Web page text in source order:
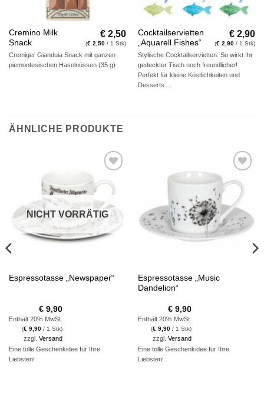
Cremino Milk
Snack
€ 2,50
(€ 2,50 / 1 Stk)
Cremiger Gianduia Snack mit ganzen
piemontesischen Haselnüssen (35 g)
Cocktailservietten
„Aquarell Fishes“
€ 2,90
(€ 2,90 / 1 Stk)
Stylische Cocktailservietten: So wirkt Ihr
gedeckter Tisch noch freundlicher!
Perfekt für kleine Köstlichkeiten und
Desserts ...
ÄHNLICHE PRODUKTE
Wunschliste
NICHT VORRÄTIG
Espressotasse „Newspaper“
€9,90
Enthält 20% MwSt.
(€ 9,90/ 1 Stk)
zzgl. Versand
Eine tolle Geschenkidee für Ihre
Liebsten!
Auf die
Wunschliste
Espressotasse „Music
Dandelion“
€9,90
Enthält 20% MwSt.
(€ 9,90/ 1 Stk)
zzgl. Versand
Eine tolle Geschenkidee für Ihre
Liebsten!